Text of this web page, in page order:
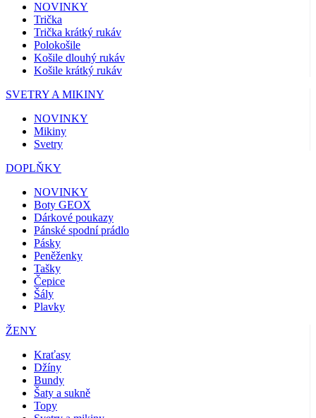
NOVINKY
Trička
Trička krátký rukáv
Polokošile
Košile dlouhý rukáv
Košile krátký rukáv
SVETRY A MIKINY
NOVINKY
Mikiny
Svetry
DOPLŇKY
NOVINKY
Boty GEOX
Dárkové poukazy
Pánské spodní prádlo
Pásky
Peněženky
Tašky
Čepice
Šály
Plavky
ŽENY
Kraťasy
Džíny
Bundy
Šaty a sukně
Topy